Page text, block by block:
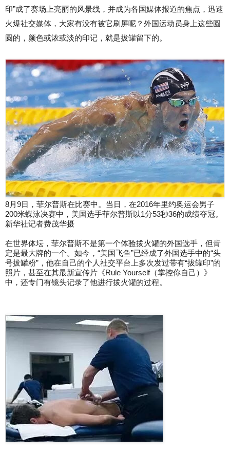
印”成了赛场上亮丽的风景线，并成为各国媒体报道的焦点，迅速
火爆社交媒体，大家有没有被它刷屏呢？外国运动员身上这些圆
圆的，颜色或浓或淡的印记，就是拔罐留下的。
8月9日，菲尔普斯在比赛中。当日，在2016年里约奥运会男子
200米蝶泳决赛中，美国选手菲尔普斯以1分53秒36的成绩夺冠。
新华社记者费茂华摄
在世界体坛，菲尔普斯不是第一个体验拔火罐的外国选手，但肯
定是最大牌的一个。如今，“美国飞鱼”已经成了外国选手中的“头
号拔罐粉”，他在自己的个人社交平台上多次发过带有“拔罐印”的
照片，甚至在其最新宣传片《Rule Yourself（掌控你自己）》
中，还专门有镜头记录了他进行拔火罐的过程。